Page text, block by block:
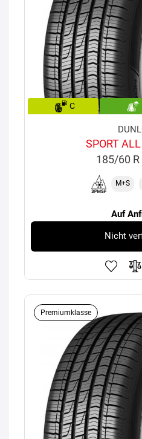
C
SPORT
185/60 R
M+S
Auf
Nicht
Premiumklasse